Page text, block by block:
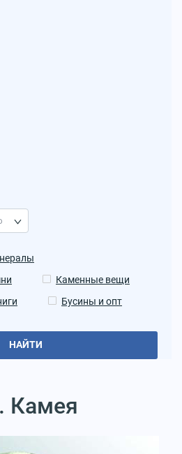
Каменные вещи
Бусины и опт
НАЙТИ
Камея